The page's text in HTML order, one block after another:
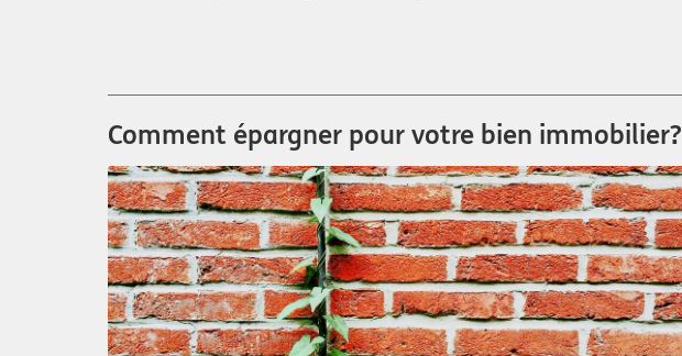
Comment épargner pour votre bien immobilier?